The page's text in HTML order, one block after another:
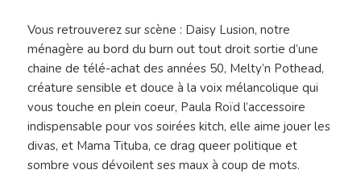
Vous retrouverez sur scène : Daisy Lusion, notre
ménagère au bord du burn out tout droit sortie d’une
chaine de télé-achat des années 50, Melty’n Pothead,
créature sensible et douce à la voix mélancolique qui
vous touche en plein coeur, Paula Roïd l’accessoire
indispensable pour vos soirées kitch, elle aime jouer les
divas, et Mama Tituba, ce drag queer politique et
sombre vous dévoilent ses maux à coup de mots.